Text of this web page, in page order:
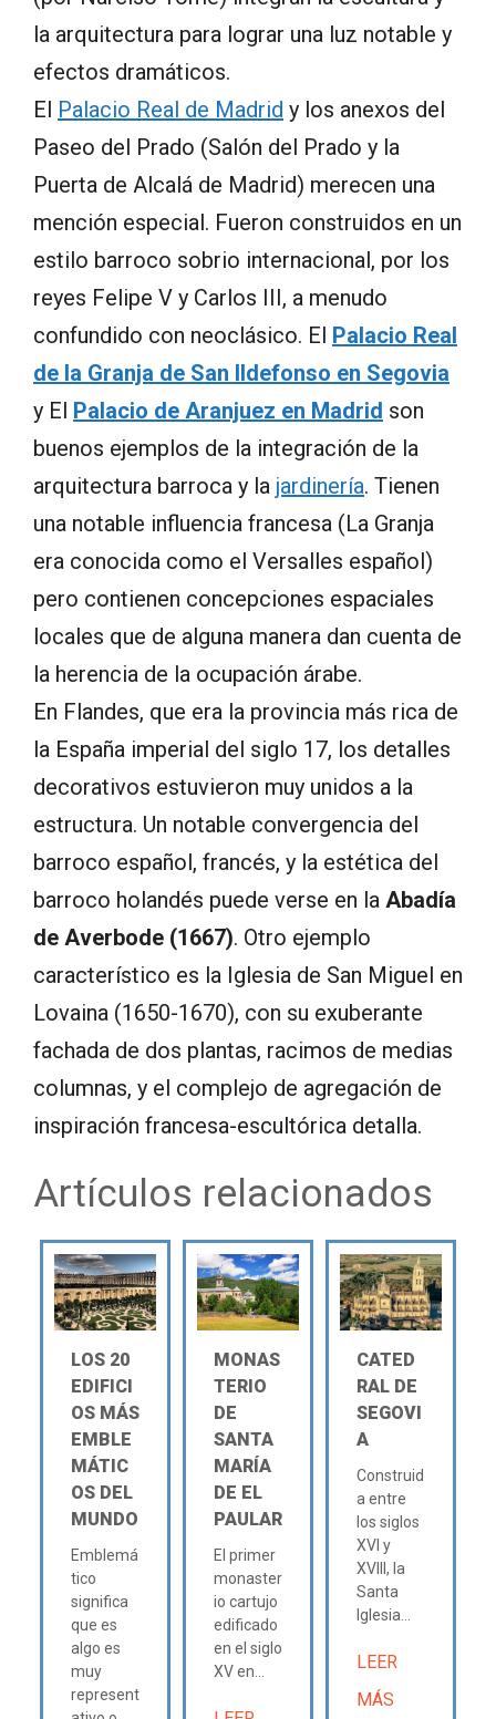
la arquitectura para lograr una luz notable y
efectos dramáticos.
El Palacio Real de Madrid y los anexos del
Paseo del Prado (Salón del Prado y la
Puerta de Alcalá de Madrid) merecen una
mención especial. Fueron construidos en un
estilo barroco sobrio internacional, por los
reyes Felipe V y Carlos III, a menudo
confundido con neoclásico. El Palacio Real
de la Granja de San Ildefonso en Segovia
y El Palacio de Aranjuez en Madrid son
buenos ejemplos de la integración de la
arquitectura barroca y la jardinería. Tienen
una notable influencia francesa (La Granja
era conocida como el Versalles español)
pero contienen concepciones espaciales
locales que de alguna manera dan cuenta de
la herencia de la ocupación árabe.
En Flandes, que era la provincia más rica de
la España imperial del siglo 17, los detalles
decorativos estuvieron muy unidos a la
estructura. Un notable convergencia del
barroco español, francés, y la estética del
barroco holandés puede verse en la Abadía
de Averbode (1667). Otro ejemplo
característico es la Iglesia de San Miguel en
Lovaina (1650-1670), con su exuberante
fachada de dos plantas, racimos de medias
columnas, y el complejo de agregación de
inspiración francesa-escultórica detalla.
Artículos relacionados
LOS 20
EDIFICI
OS MÁS
EMBLE
MÁTIC
OS DEL
MUNDO
Emblemá
tico
significa
que es
algo es
muy
represent
MONAS
TERIO
DE
SANTA
MARÍA
DE EL
PAULAR
El primer
monaster
io cartujo
edificado
en el siglo
XV en...
CATED
RAL DE
SEGOVI
A
Construid
a entre
los siglos
XVI y
XVIII, la
Santa
Iglesia...
LEER
MÁS